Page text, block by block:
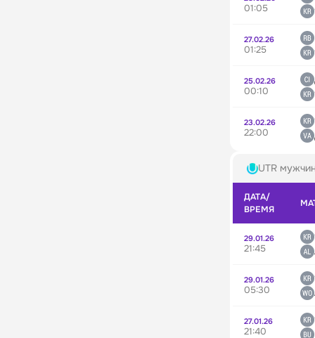
01:05
27.02.26
01:25
25.02.26
00:10
23.02.26
22:00
UTR
ДАТА/
ВРЕМЯ
29.01.26
21:45
29.01.26
05:30
27.01.26
21:40